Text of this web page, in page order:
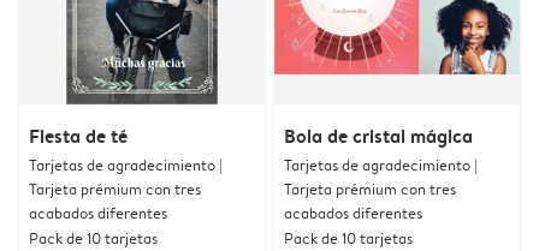
Fiesta de té
Tarjetas de agradecimiento |
Tarjeta prémium con tres
acabados diferentes
Pack de 10 tarjetas
Bola de cristal mágica
Tarjetas de agradecimiento |
Tarjeta prémium con tres
acabados diferentes
Pack de 10 tarjetas